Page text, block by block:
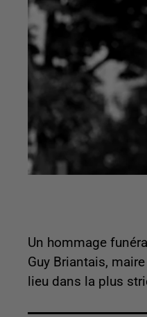
Un hommage
Guy Briantais,
lieu dans la plus